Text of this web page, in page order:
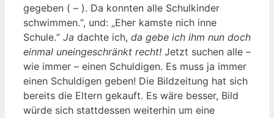
gegeben ( – ). Da konnten alle Schulkinder
schwimmen.“, und: „Eher kamste nich inne
Schule.“ Ja dachte ich, da gebe ich ihm nun doch
einmal uneingeschränkt recht! Jetzt suchen alle –
wie immer – einen Schuldigen. Es muss ja immer
einen Schuldigen geben! Die Bildzeitung hat sich
bereits die Eltern gekauft. Es wäre besser, Bild
würde sich stattdessen weiterhin um eine